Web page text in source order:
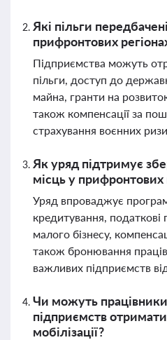
Які пільги
прифронтових
Підприємства можуть
пільги, доступ до
майна, гранти на
також компенсації за
страхування воєнних
Як уряд підтримує
місць у прифронтових
Уряд впроваджує
кредитування, податкові
малого бізнесу,
також бронювання
важливих підприємств від
Чи можуть
підприємств отримати
мобілізації?